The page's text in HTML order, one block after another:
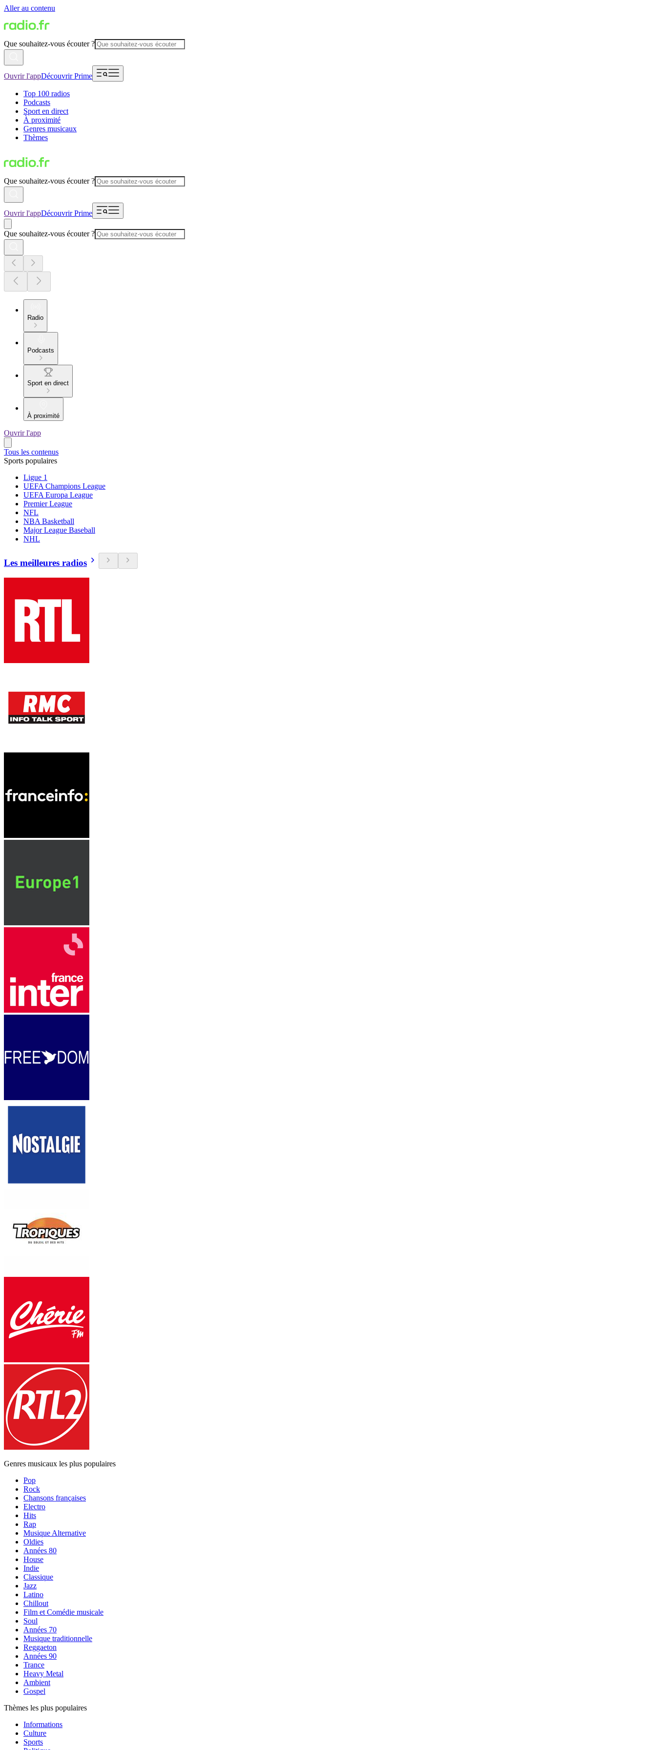
Aller au contenu
Que souhaitez-vous écouter ?
Ouvrir l'appDécouvrir Prime
Top 100 radios
Podcasts
Sport en direct
À proximité
Genres musicaux
Thèmes
Que souhaitez-vous écouter ?
Ouvrir l'appDécouvrir Prime
Que souhaitez-vous écouter ?
Radio
Podcasts
Sport en direct
À proximité
Ouvrir l'app
Tous les contenus
Sports populaires
Ligue 1
UEFA Champions League
UEFA Europa League
Premier League
NFL
NBA Basketball
Major League Baseball
NHL
Les meilleures radios
Genres musicaux les plus populaires
Pop
Rock
Chansons françaises
Electro
Hits
Rap
Musique Alternative
Oldies
Années 80
House
Indie
Classique
Jazz
Latino
Chillout
Film et Comédie musicale
Soul
Années 70
Musique traditionnelle
Reggaeton
Années 90
Trance
Heavy Metal
Ambient
Gospel
Thèmes les plus populaires
Informations
Culture
Sports